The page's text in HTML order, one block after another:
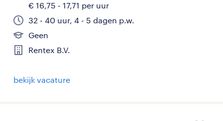
€ 16,75 - 17,71 per uur
32 - 40 uur, 4 - 5 dagen p.w.
Geen
Rentex B.V.
bekijk vacature